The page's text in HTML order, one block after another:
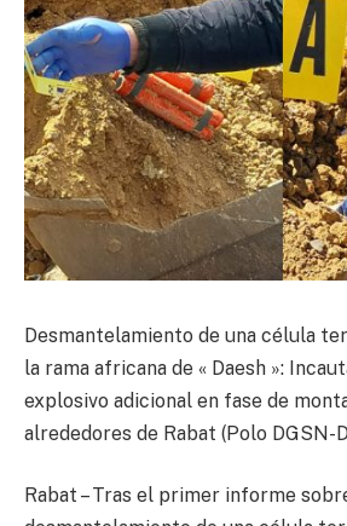
Desmantelamiento de una célula
la rama africana de « Daesh »:
explosivo adicional en fase de
alrededores de Rabat (Polo DGSN-
Rabat – Tras el primer informe